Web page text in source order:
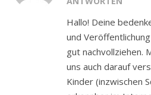
Hallo! Deine
und
gut nachvollziehen.
uns auch darauf
Kinder (inzwischen